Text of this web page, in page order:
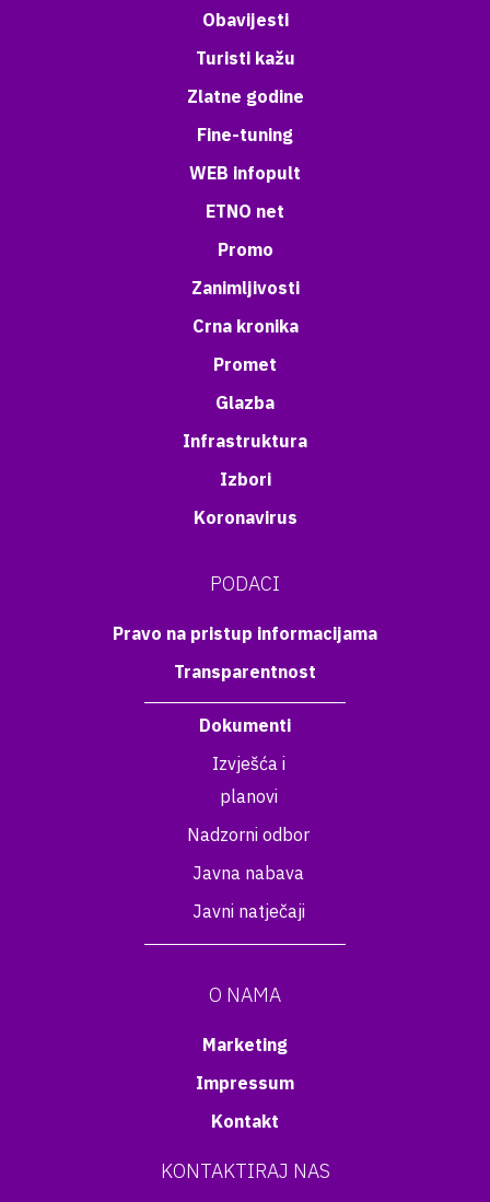
Obavijesti
Turisti kažu
Zlatne godine
Fine-tuning
WEB infopult
ETNO net
Promo
Zanimljivosti
Crna kronika
Promet
Glazba
Infrastruktura
Izbori
Koronavirus
PODACI
Pravo na pristup informacijama
Transparentnost
Dokumenti
Izvješća i
planovi
Nadzorni odbor
Javna nabava
Javni natječaji
O NAMA
Marketing
Impressum
Kontakt
KONTAKTIRAJ NAS